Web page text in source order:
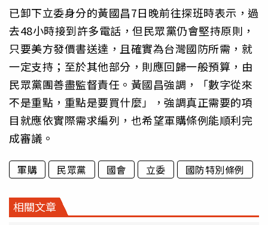
已卸下立委身分的黃國昌7日晚前往探班時表示，過
去48小時接到許多電話，但民眾黨仍會堅持原則，
只要美方發價書送達，且確實為台灣國防所需，就
一定支持；至於其他部分，則應回歸一般預算，由
民眾黨團善盡監督責任。黃國昌強調，「數字從來
不是重點，重點是要買什麼」，強調真正需要的項
目就應依實際需求編列，也希望軍購條例能順利完
成審議。
軍購 民眾黨 國會 立委 國防特別條例
相關文章